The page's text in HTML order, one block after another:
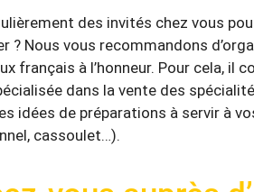
des invités chez vous
? Nous vous recommandons
français à l’honneur. Pour cela, il
dans la vente des
idées de préparations à servir à
cassoulet…).